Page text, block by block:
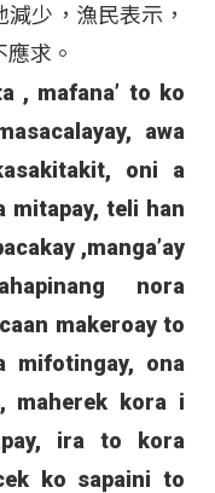
少，漁民表示，
求。
, mafana’ to ko
awa
oni a
mitapay, teli han
,manga’ay
nora
makeroay to
mifotingay, ona
maherek kora i
ira to kora
ko sapaini to